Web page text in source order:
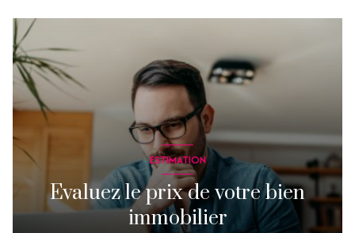
ESTIMATION
Evaluez le prix de votre bien
immobilier